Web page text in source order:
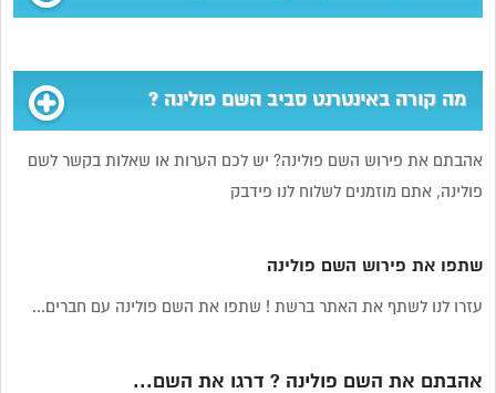
מה קורה באינטרנט סביב השם פולינה ?
אהבתם את פירוש השם פולינה? יש לכם הערות או שאלות בקשר לשם
פולינה, אתם מוזמנים לשלוח לנו פידבק
שתפו את פירוש השם פולינה
עזרו לנו לשתף את האתר ברשת ! שתפו את השם פולינה עם חברים...
אהבתם את השם פולינה ? דרגו את השם...